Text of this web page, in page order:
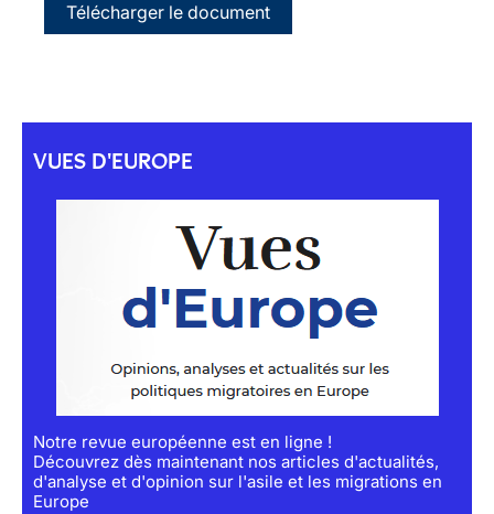
Télécharger le document
VUES D'EUROPE
Notre revue européenne est en ligne !
Découvrez dès maintenant nos articles d'actualités,
d'analyse et d'opinion sur l'asile et les migrations en
Europe